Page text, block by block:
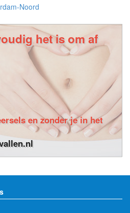
Noord
het is om af
en zonder je in het